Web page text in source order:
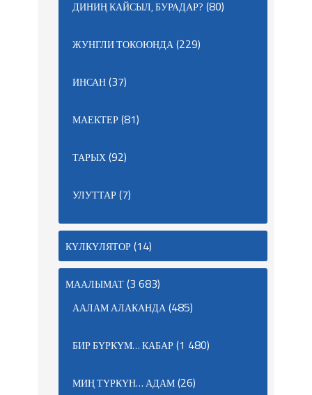
ДИНИҢ КАЙСЫЛ, БУРАДАР? (80)
ЖУНГЛИ ТОКОЮНДА(229)
ИНСАН(37)
МАЕКТЕР(81)
ТАРЫХ(92)
УЛУТТАР(7)
КҮЛКҮЛЯТОР(14)
МААЛЫМАТ(3 683)
ААЛАМ АЛАКАНДА(485)
БИР БҮРКҮМ… КАБАР(1 480)
МИҢ ТҮРКҮН… АДАМ(26)